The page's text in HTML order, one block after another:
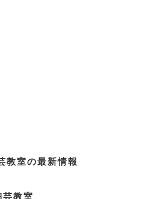
教室の最新情報
教室